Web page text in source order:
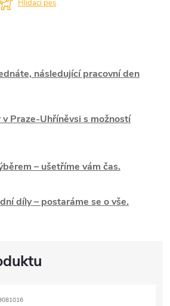
Hlídací pes
následující pracovní den
Praze-Uhříněvsi s možností
– ušetříme vám čas.
díly – postaráme se o vše.